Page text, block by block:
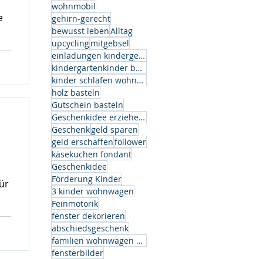
wohnmobil
gehirn-gerecht
bewusst lebenAlltag
upcyclingmitgebsel
einladungen kindergeburtstag
kindergartenkinder basteln
kinder schlafen wohnwagen
holz basteln
Gutschein basteln
Geschenkidee erzieherin
Geschenkgeld sparen
geld erschaffenfollower
käsekuchen fondant
Geschenkidee
Förderung Kinder
3 kinder wohnwagen
Feinmotorik
fenster dekorieren
abschiedsgeschenk
familien wohnwagen modell
fensterbilder